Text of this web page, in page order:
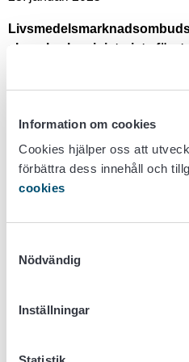
Information om cookies
Cookies hjälper oss att
förbättra dess innehåll och
cookies
Nödvändig
Inställningar
skogsbruksministeriets
byråns förutsättningar att
verksamhet
21. oktober 2024
Kommissionen föreslår att
avskogningsförordningen
Jarno Sukanen tillträdde som